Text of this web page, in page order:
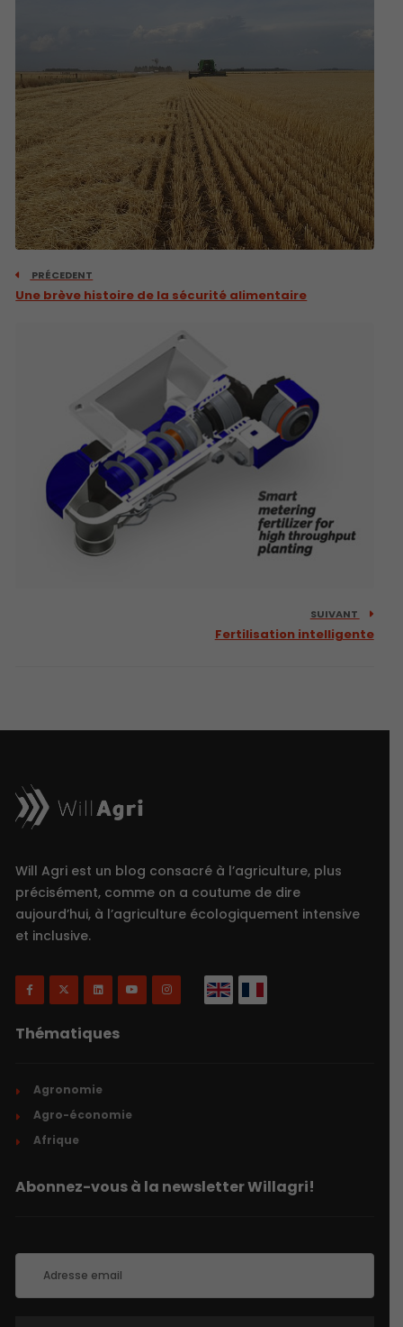
PRÉCEDENT
Une brève histoire de la sécurité alimentaire
SUIVANT
Fertilisation intelligente
Will Agri est un blog consacré à l’agriculture, plus
précisément, comme on a coutume de dire
aujourd’hui, à l’agriculture écologiquement intensive
et inclusive.
Thématiques
Agronomie
Agro-économie
Afrique
Abonnez-vous à la newsletter Willagri!